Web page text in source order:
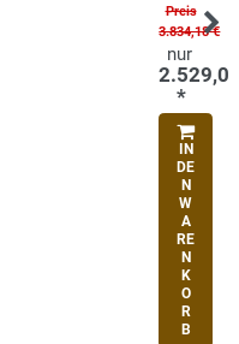
Preis
3.834,18 €
*
IN
DE
N
W
A
RE
N
K
O
R
B